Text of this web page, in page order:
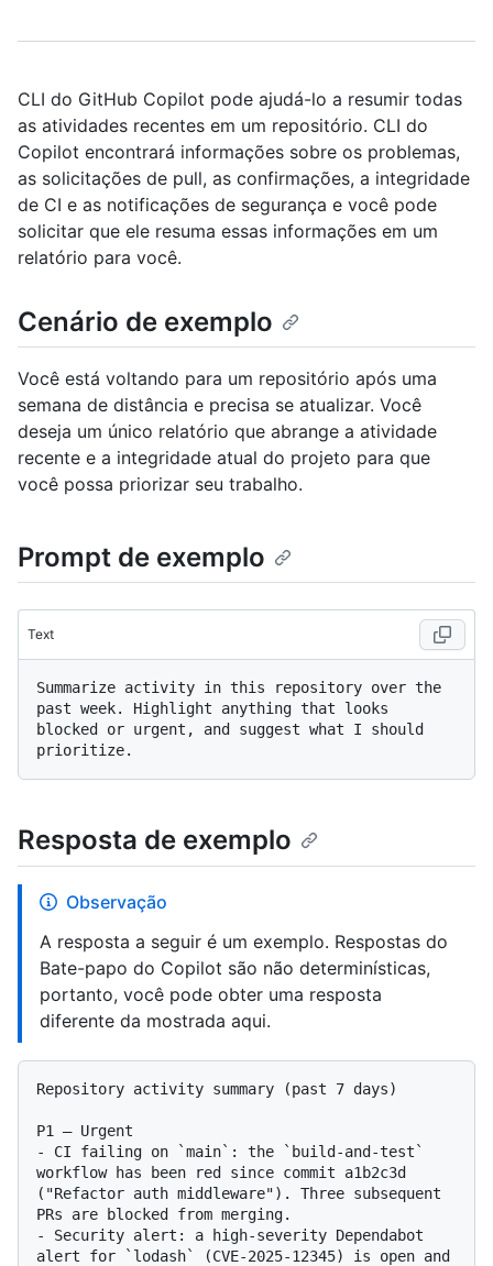
CLI do GitHub Copilot pode ajudá-lo a resumir todas
as atividades recentes em um repositório. CLI do
Copilot encontrará informações sobre os problemas,
as solicitações de pull, as confirmações, a integridade
de CI e as notificações de segurança e você pode
solicitar que ele resuma essas informações em um
relatório para você.
Cenário de exemplo
Você está voltando para um repositório após uma
semana de distância e precisa se atualizar. Você
deseja um único relatório que abrange a atividade
recente e a integridade atual do projeto para que
você possa priorizar seu trabalho.
Prompt de exemplo
Text
Summarize activity in this repository over the
past week. Highlight anything that looks
blocked or urgent, and suggest what I should
Resposta de exemplo
Observação
A resposta a seguir é um exemplo. Respostas do
Bate-papo do Copilot são não determinísticas,
portanto, você pode obter uma resposta
diferente da mostrada aqui.
Repository activity summary (past 7 days)
P1 — Urgent
- CI failing on `main`: the `build-and-test`
workflow has been red since commit a1b2c3d
("Refactor auth middleware"). Three subsequent
PRs are blocked from merging.
- Security alert: a high-severity Dependabot
alert for `lodash` (CVE-2025-12345) is open and